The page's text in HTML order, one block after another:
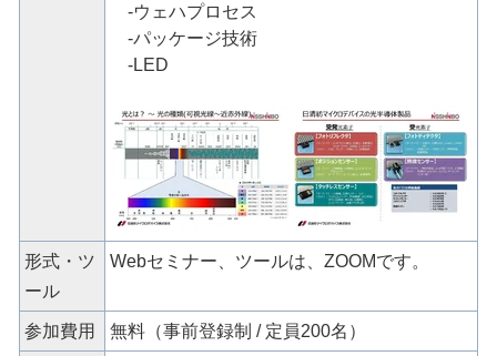
-ウェハプロセス
-パッケージ技術
‐LED
形式・ツ
ール
Webセミナー、ツールは、ZOOMです。
参加費用 無料（事前登録制 / 定員200名）